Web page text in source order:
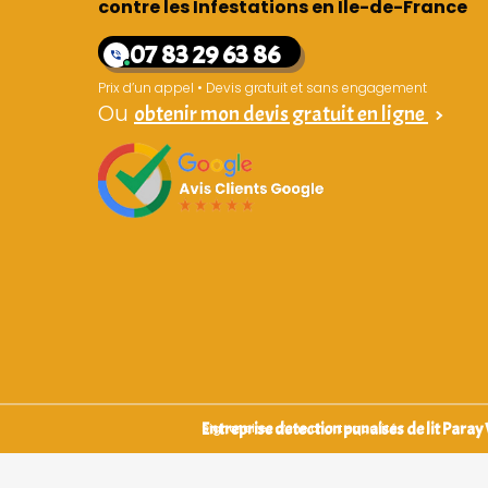
contre les Infestations en Île-de-France
07 83 29 63 86
Prix d’un appel • Devis gratuit et sans engagement
Ou obtenir mon devis gratuit en ligne >
Entreprise detection punaises de lit Paray
Signataires d’une charte qualité